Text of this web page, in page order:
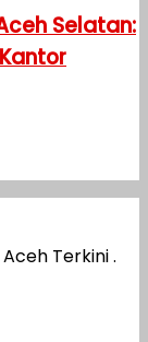
Selatan:
Terkini .